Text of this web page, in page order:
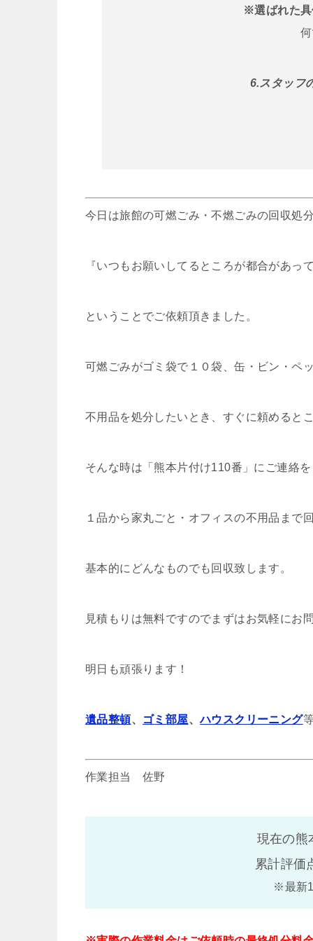
※選ばれた具
6.スタッフ
今日は旅館の可燃ごみ・不燃ごみの回収処
『いつもお願いしてるところが都合があっ
ということでご依頼頂きました。
可燃ごみがゴミ袋で１０袋、缶・ビン・ペ
不用品を処分したいとき、すぐに頼めると
そんな時は「熊本片付け110番」にご連絡
１品から家丸ごと・オフィスの不用品まで
基本的にどんなものでも回収致します。
見積もりは無料ですのでまずはお気軽にお
明日も頑張ります！
遺品整頓、 ゴミ部屋、ハウスクリーニング
作業担当 佐野
現在の熊
累計評価
※最新